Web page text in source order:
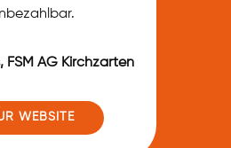
, ​FSM AG Kirchza​rten
WEBSITE